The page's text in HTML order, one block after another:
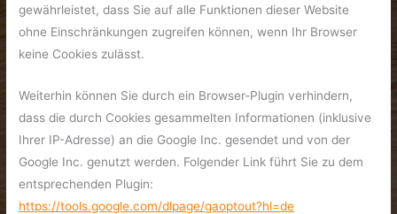
gewährleistet, dass Sie auf alle Funktionen dieser Website
ohne Einschränkungen zugreifen können, wenn Ihr Browser
keine Cookies zulässt.
Weiterhin können Sie durch ein Browser-Plugin verhindern,
dass die durch Cookies gesammelten Informationen (inklusive
Ihrer IP-Adresse) an die Google Inc. gesendet und von der
Google Inc. genutzt werden. Folgender Link führt Sie zu dem
entsprechenden Plugin:
https://tools.google.com/dlpage/gaoptout?hl=de